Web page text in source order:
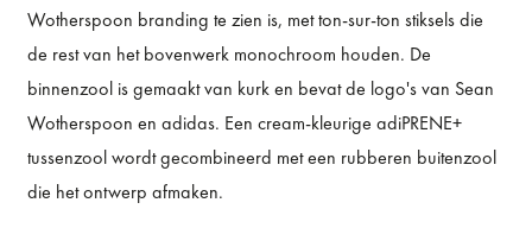
Wotherspoon branding te zien is, met ton-sur-ton stiksels die
de rest van het bovenwerk monochroom houden. De
binnenzool is gemaakt van kurk en bevat de logo's van Sean
Wotherspoon en adidas. Een cream-kleurige adiPRENE+
tussenzool wordt gecombineerd met een rubberen buitenzool
die het ontwerp afmaken.